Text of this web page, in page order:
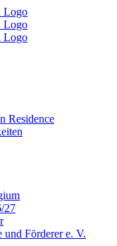
Residence
27
und Förderer e. V.